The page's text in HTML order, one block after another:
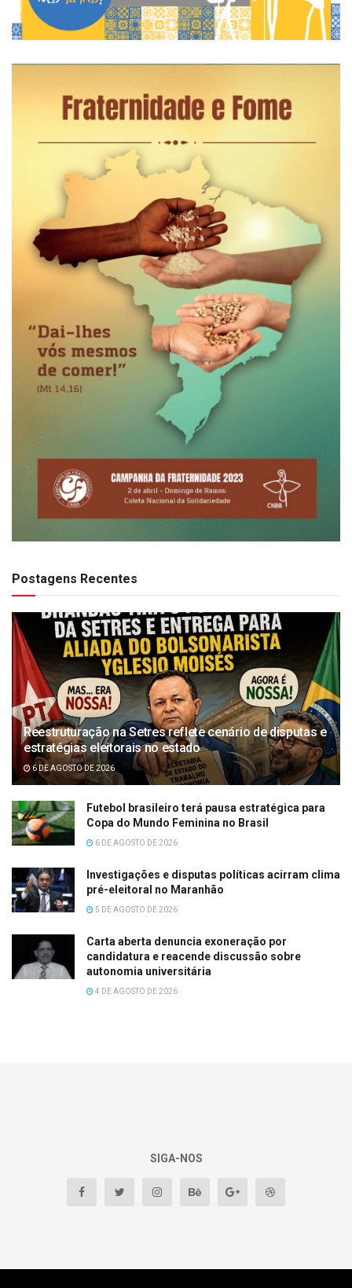
Postagens Recentes
Reestruturação na Setres reflete cenário de disputas e
estratégias eleitorais no estado
6 DE AGOSTO DE 2026
Futebol brasileiro terá pausa estratégica para
Copa do Mundo Feminina no Brasil
6 DE AGOSTO DE 2026
Investigações e disputas políticas acirram clima
pré-eleitoral no Maranhão
5 DE AGOSTO DE 2026
Carta aberta denuncia exoneração por
candidatura e reacende discussão sobre
autonomia universitária
4 DE AGOSTO DE 2026
SIGA-NOS